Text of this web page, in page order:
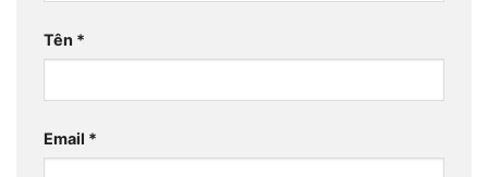
Tên *
Email *